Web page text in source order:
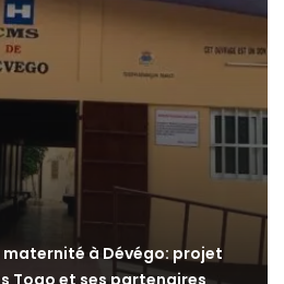
à Dévégo: projet